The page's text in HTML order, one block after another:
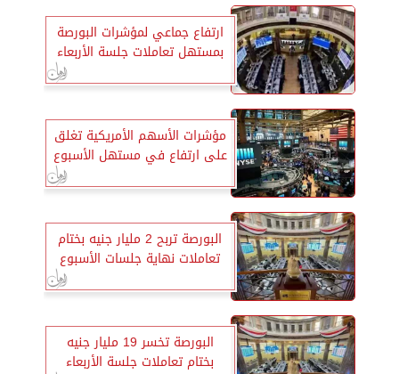
ارتفاع جماعي لمؤشرات البورصة
بمستهل تعاملات جلسة الأربعاء
مؤشرات الأسهم الأمريكية تغلق
على ارتفاع في مستهل الأسبوع
البورصة تربح 2 مليار جنيه بختام
تعاملات نهاية جلسات الأسبوع
البورصة تخسر 19 مليار جنيه
بختام تعاملات جلسة الأربعاء